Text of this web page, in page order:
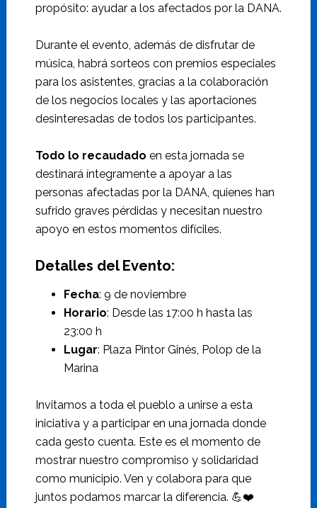
propósito: ayudar a los afectados por la DANA.
Durante el evento, además de disfrutar de
música, habrá sorteos con premios especiales
para los asistentes, gracias a la colaboración
de los negocios locales y las aportaciones
desinteresadas de todos los participantes.
Todo lo recaudado en esta jornada se
destinará íntegramente a apoyar a las
personas afectadas por la DANA, quienes han
sufrido graves pérdidas y necesitan nuestro
apoyo en estos momentos difíciles.
Detalles del Evento:
Fecha: 9 de noviembre
Horario: Desde las 17:00 h hasta las
23:00 h
Lugar: Plaza Pintor Ginés, Polop de la
Marina
Invitamos a toda el pueblo a unirse a esta
iniciativa y a participar en una jornada donde
cada gesto cuenta. Este es el momento de
mostrar nuestro compromiso y solidaridad
como municipio. Ven y colabora para que
juntos podamos marcar la diferencia. 💪❤️